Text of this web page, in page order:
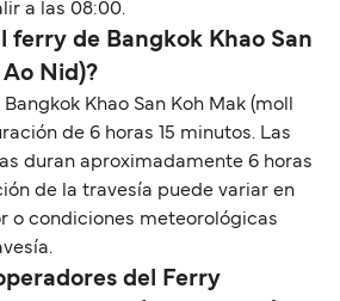
a las 08:00.
ferry de Bangkok Khao San
Nid)?
Khao San Koh Mak (moll
de 6 horas 15 minutos. Las
duran aproximadamente 6 horas
de la travesía puede variar en
o condiciones meteorológicas
del Ferry